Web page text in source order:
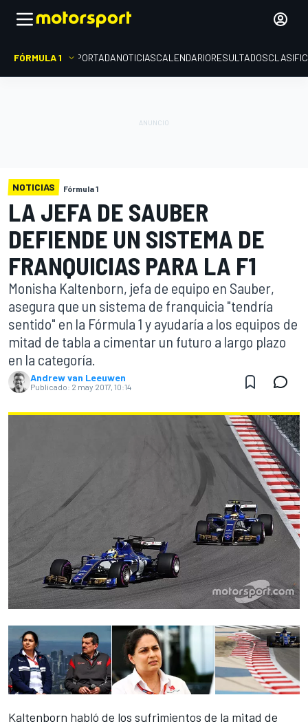
FÓRMULA 1 PORTADANOTICIASCALENDARIORESULTADOS
NOTICIAS Fórmula 1
LA JEFA DE SAUBER
DEFIENDE UN SISTEMA DE
FRANQUICIAS PARA LA F1
Monisha Kaltenborn, jefa de equipo en Sauber,
asegura que un sistema de franquicia "tendría
sentido" en la Fórmula 1 y ayudaría a los equipos de
mitad de tabla a cimentar un futuro a largo plazo
en la categoría.
Andrew van Leeuwen
Publicado: 2 may 2017, 10:14
Kaltenborn habló de los sufrimientos de la mitad de